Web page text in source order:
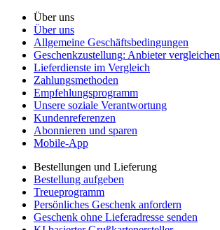
Über uns
Über uns
Allgemeine Geschäftsbedingungen
Geschenkzustellung: Anbieter vergleichen
Lieferdienste im Vergleich
Zahlungsmethoden
Empfehlungsprogramm
Unsere soziale Verantwortung
Kundenreferenzen
Abonnieren und sparen
Mobile-App
Bestellungen und Lieferung
Bestellung aufgeben
Treueprogramm
Persönliches Geschenk anfordern
Geschenk ohne Lieferadresse senden